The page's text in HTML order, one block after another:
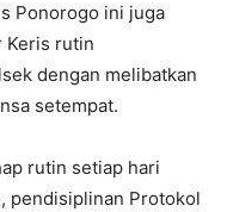
Ponorogo ini juga
Keris rutin
dengan melibatkan
setempat.
rutin setiap hari
pendisiplinan Protokol